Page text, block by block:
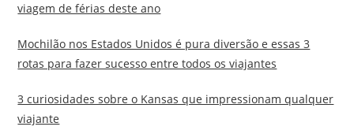
viagem de férias deste ano
Mochilão nos Estados Unidos é pura diversão e essas 3
rotas para fazer sucesso entre todos os viajantes
3 curiosidades sobre o Kansas que impressionam qualquer
viajante